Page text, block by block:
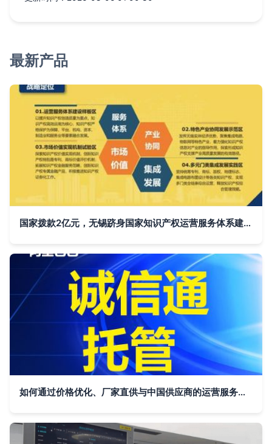
最新产品
国家拨款2亿元，无锡跻身国家知识产权运营服务体系建设重点城市
如何通过价格优化、厂家直供与中国供应商的运营服务提升竞争力